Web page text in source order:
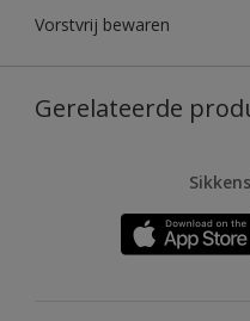
Vorstvrij bewaren
Gerelateerde